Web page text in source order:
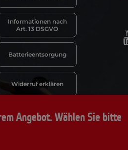
Angebot. Wählen Sie bitte
Informationen nach
Art. 13 DSGVO
Batterieentsorgung
Widerruf erklären